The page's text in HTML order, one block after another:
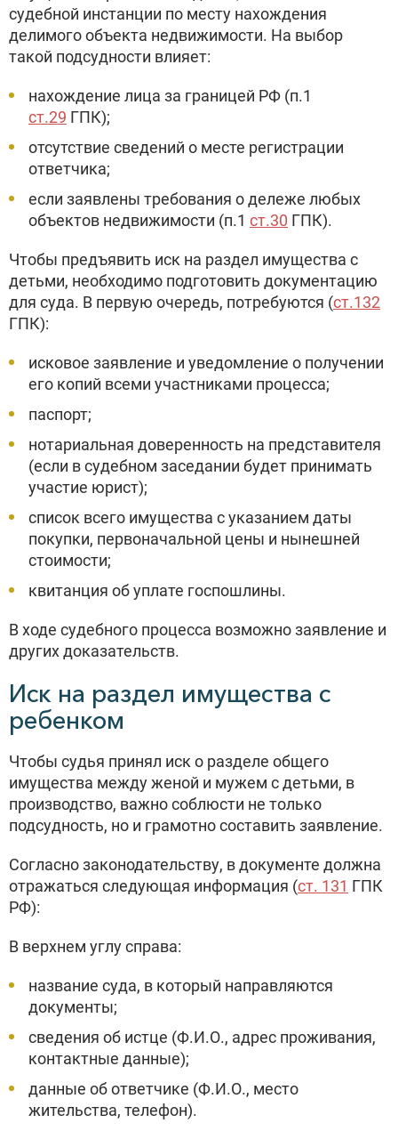
судебной инстанции по месту нахождения
делимого объекта недвижимости. На выбор
такой подсудности влияет:
нахождение лица за границей РФ (п.1
ст.29 ГПК);
отсутствие сведений о месте регистрации
ответчика;
если заявлены требования о дележе любых
объектов недвижимости (п.1 ст.30 ГПК).
Чтобы предъявить иск на раздел имущества с
детьми, необходимо подготовить документацию
для суда. В первую очередь, потребуются (ст.132
ГПК):
исковое заявление и уведомление о получении
его копий всеми участниками процесса;
паспорт;
нотариальная доверенность на представителя
(если в судебном заседании будет принимать
участие юрист);
список всего имущества с указанием даты
покупки, первоначальной цены и нынешней
стоимости;
квитанция об уплате госпошлины.
В ходе судебного процесса возможно заявление и
других доказательств.
Иск на раздел имущества с
ребенком
Чтобы судья принял иск о разделе общего
имущества между женой и мужем с детьми, в
производство, важно соблюсти не только
подсудность, но и грамотно составить заявление.
Согласно законодательству, в документе должна
отражаться следующая информация (ст. 131 ГПК
РФ):
В верхнем углу справа:
название суда, в который направляются
документы;
сведения об истце (Ф.И.О., адрес проживания,
контактные данные);
данные об ответчике (Ф.И.О., место
жительства, телефон).